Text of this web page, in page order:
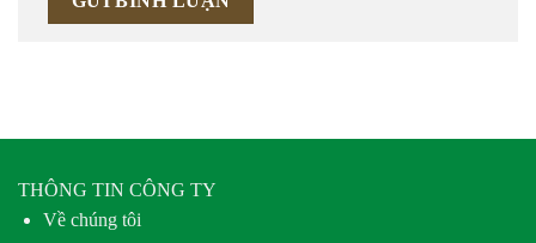
THÔNG TIN CÔNG TY
Về chúng tôi